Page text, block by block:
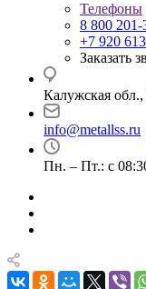
Телефоны
8 800 201-
+7 920
Заказать
Калужская
info@metallss.ru
Пн. – Пт.: с